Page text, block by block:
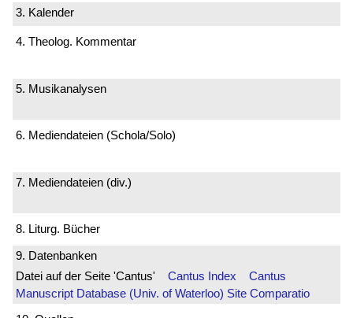
3. Kalender
4. Theolog. Kommentar
5. Musikanalysen
6. Mediendateien (Schola/Solo)
7. Mediendateien (div.)
8. Liturg. Bücher
9. Datenbanken
Datei auf der Seite 'Cantus' Cantus Index
Cantus
Manuscript Database (Univ. of Waterloo) Site Comparatio